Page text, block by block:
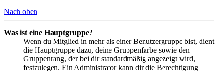
Nach oben
Was ist eine Hauptgruppe?
Wenn du Mitglied in mehr als einer Benutzergruppe bist, dient
die Hauptgruppe dazu, deine Gruppenfarbe sowie den
Gruppenrang, der bei dir standardmäßig angezeigt wird,
festzulegen. Ein Administrator kann dir die Berechtigung